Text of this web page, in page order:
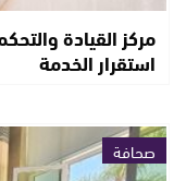
مركز القيادة
استقرار الخدمة
صحافة